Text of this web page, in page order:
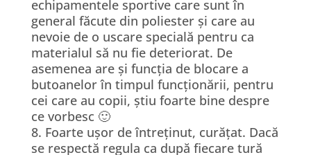
echipamentele sportive care sunt în
general făcute din poliester și care au
nevoie de o uscare specială pentru ca
materialul să nu fie deteriorat. De
asemenea are și funcția de blocare a
butoanelor în timpul funcționării, pentru
cei care au copii, știu foarte bine despre
ce vorbesc 🙂
8. Foarte ușor de întreținut, curățat. Dacă
se respectă regula ca după fiecare tură